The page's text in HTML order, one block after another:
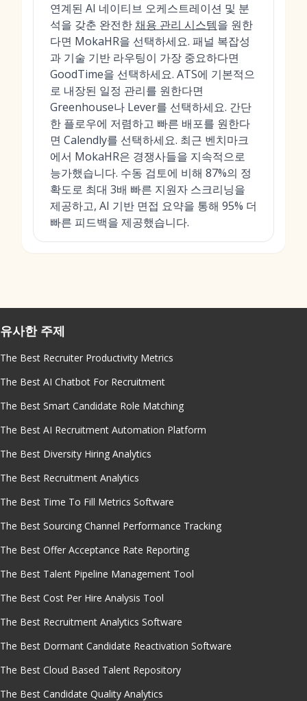
연계된 AI 네이티브 오케스트레이션 및 분
석을 갖춘 완전한채용 관리 시스템을 원한
다면 MokaHR을 선택하세요. 패널 복잡성
과 기술 기반 라우팅이 가장 중요하다면
GoodTime을 선택하세요. ATS에 기본적으
로 내장된 일정 관리를 원한다면
Greenhouse나 Lever를 선택하세요. 간단
한 플로우에 저렴하고 빠른 배포를 원한다
면 Calendly를 선택하세요. 최근 벤치마크
에서 MokaHR은 경쟁사들을 지속적으로
능가했습니다. 수동 검토에 비해 87%의 정
확도로 최대 3배 빠른 지원자 스크리닝을
제공하고, AI 기반 면접 요약을 통해 95% 더
빠른 피드백을 제공했습니다.
유사한 주제
The Best Recruiter Productivity Metrics
The Best AI Chatbot For Recruitment
The Best Smart Candidate Role Matching
The Best AI Recruitment Automation Platform
The Best Diversity Hiring Analytics
The Best Recruitment Analytics
The Best Time To Fill Metrics Software
The Best Sourcing Channel Performance Tracking
The Best Offer Acceptance Rate Reporting
The Best Talent Pipeline Management Tool
The Best Cost Per Hire Analysis Tool
The Best Recruitment Analytics Software
The Best Dormant Candidate Reactivation Software
The Best Cloud Based Talent Repository
The Best Candidate Quality Analytics